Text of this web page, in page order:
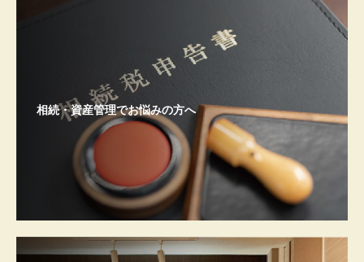
相続・資産管理でお悩みの方へ